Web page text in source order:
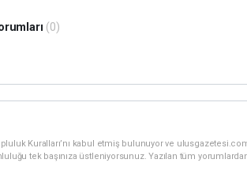
(0)
Kuralları’nı kabul etmiş bulunuyor ve
tek başınıza üstleniyorsunuz. Yazılan tüm